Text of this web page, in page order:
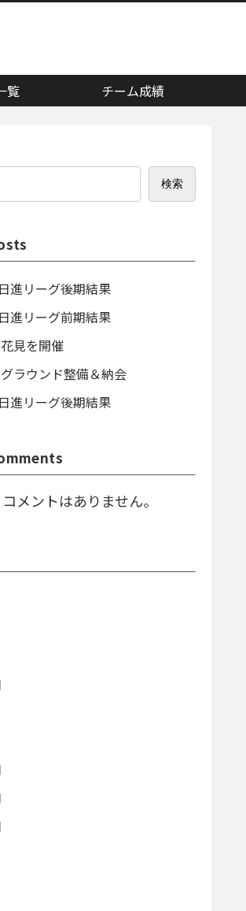
覧 チーム成績
検索
進リーグ後期結果
進リーグ前期結果
見を開催
ラウンド整備＆納会
進リーグ後期結果
メントはありません。